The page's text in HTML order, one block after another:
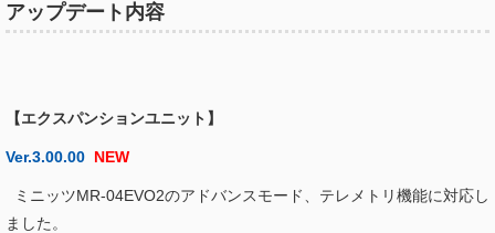
アップデート内容
【エクスパンションユニット】
Ver.3.00.00 NEW
ミニッツMR-04EVO2のアドバンスモード、テレメトリ機能に対応し
ました。